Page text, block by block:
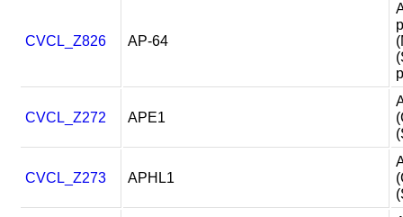
CVCL_Z826 AP-64
CVCL_Z272 APE1
CVCL_Z273 APHL1